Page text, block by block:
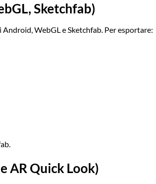
Sketchfab)
WebGL e Sketchfab. Per esportare:
AR Quick Look)